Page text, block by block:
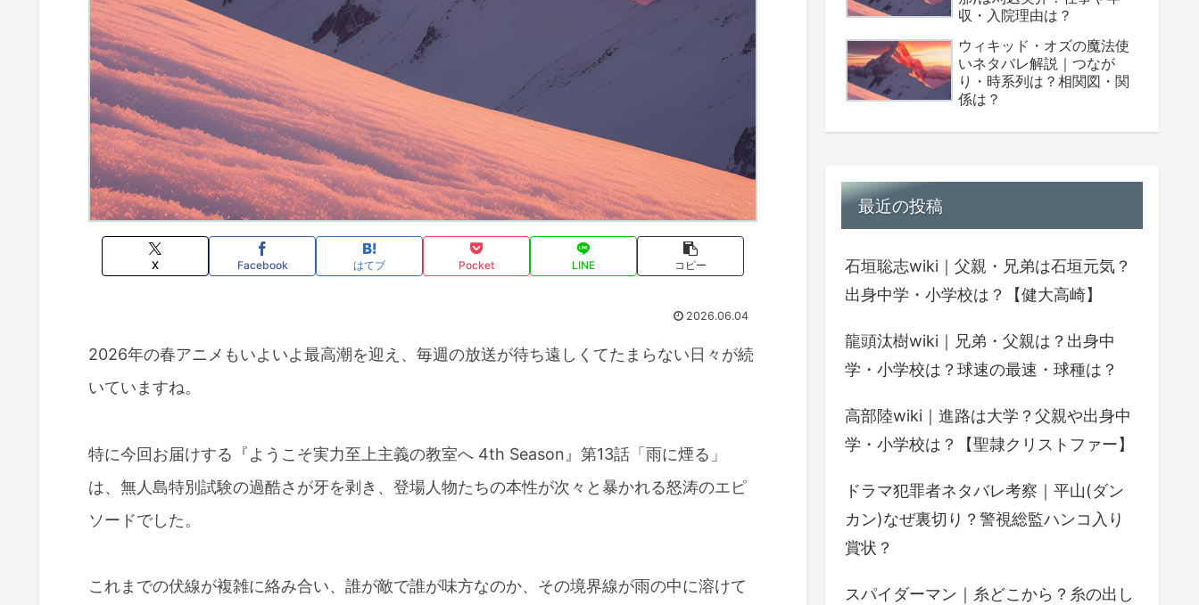
X Facebook はてブ Pocket LINE コピー
2026.06.04
2026年の春アニメもいよいよ最高潮を迎え、毎週の放送が待ち遠しくてたまらない日々が続
いていますね。
特に今回お届けする『ようこそ実力至上主義の教室へ 4th Season』第13話「雨に煙る」
は、無人島特別試験の過酷さが牙を剥き、登場人物たちの本性が次々と暴かれる怒涛のエピ
ソードでした。
これまでの伏線が複雑に絡み合い、誰が敵で誰が味方なのか、その境界線が雨の中に溶けて
収・入院理由は？
ウィキッド・オズの魔法使
いネタバレ解説｜つなが
り・時系列は？相関図・関
係は？
最近の投稿
石垣聡志wiki｜父親・兄弟は石垣元気？
出身中学・小学校は？【健大高崎】
龍頭汰樹wiki｜兄弟・父親は？出身中
学・小学校は？球速の最速・球種は？
高部陸wiki｜進路は大学？父親や出身中
学・小学校は？【聖隷クリストファー】
ドラマ犯罪者ネタバレ考察｜平山(ダン
カン)なぜ裏切り？警視総監ハンコ入り
賞状？
スパイダーマン｜糸どこから？糸の出し